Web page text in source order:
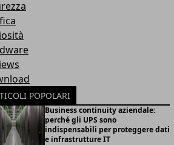
POPOLARI
Business continuity aziendale:
perché gli UPS sono
indispensabili per proteggere dati
e infrastrutture IT